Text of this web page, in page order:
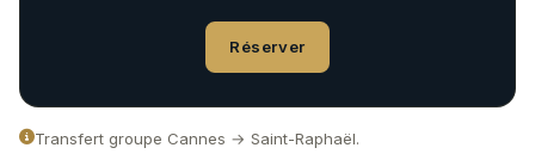
Réserver
Transfert groupe Cannes → Saint-Raphaël.